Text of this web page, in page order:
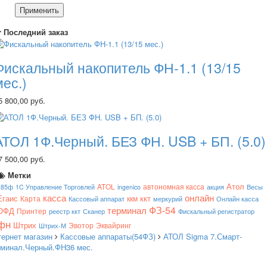
Применить
Последний заказ
накопитель ФН-1.1 (13/15
800,00 руб.
1Ф.Черный. БЕЗ ФН. USB + БП. (5.0)
500,00 руб.
Метки
1C Управление Торговлей ATOL ingenico автономная касса акция Атол Весы
Карта касса Кассовый аппарат ккм ккт меркурий онлайн Онлайн касса
Принтер реестр ккт Сканер терминал ФЗ-54 Фискальный регистратор
Штрих Штрих-М Эвотор Эквайринг
магазин Кассовые аппараты(54ФЗ)
АТОЛ Sigma 7.Смарт-
мес.